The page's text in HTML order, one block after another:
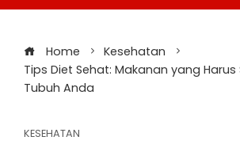
Home
Kesehatan
Tips Diet Sehat: Makanan yang
Tubuh Anda
KESEHATAN